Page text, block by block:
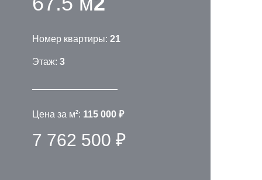
Номер квартиры: 21
Этаж: 3
Цена за м2: 115 000 ₽
7 762 500 ₽